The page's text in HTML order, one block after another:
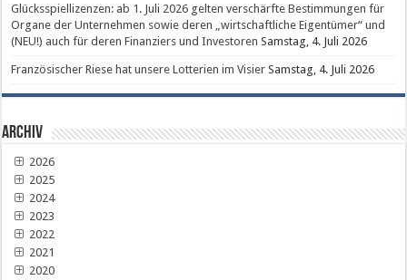
Glücksspiellizenzen: ab 1. Juli 2026 gelten verschärfte Bestimmungen für
Organe der Unternehmen sowie deren „wirtschaftliche Eigentümer“ und
(NEU!) auch für deren Finanziers und Investoren Samstag, 4. Juli 2026
Französischer Riese hat unsere Lotterien im Visier Samstag, 4. Juli 2026
Archiv
2026
2025
2024
2023
2022
2021
2020